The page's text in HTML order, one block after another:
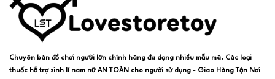
Chuyên bán đồ chơi người lớn chính hãng đa dạng nhiều mẫu mã. Các loại
thuốc hỗ trợ sinh lí nam nữ AN TOÀN cho người sử dụng - Giao Hàng Tận Nơi